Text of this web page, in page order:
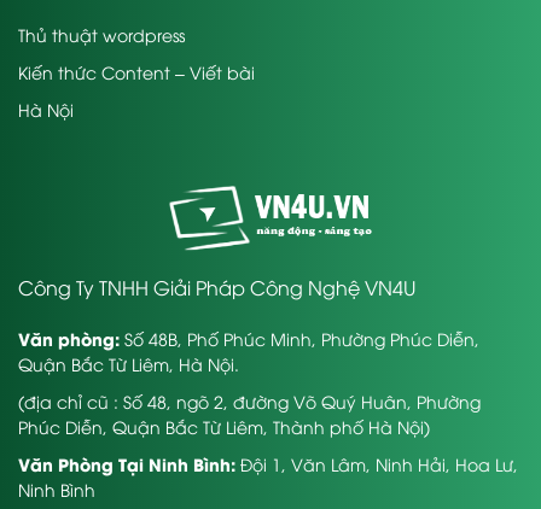
Thủ thuật wordpress
Kiến thức Content – Viết bài
Hà Nội
Công Ty TNHH Giải Pháp Công Nghệ VN4U
Văn phòng: Số 48B, Phố Phúc Minh, Phường Phúc Diễn,
Quận Bắc Từ Liêm, Hà Nội.
(địa chỉ cũ : Số 48, ngõ 2, đường Võ Quý Huân, Phường
Phúc Diễn, Quận Bắc Từ Liêm, Thành phố Hà Nội)
Văn Phòng Tại Ninh Bình: Đội 1, Văn Lâm, Ninh Hải, Hoa Lư,
Ninh Bình